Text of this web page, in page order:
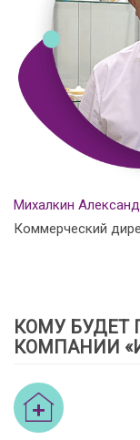
Михалкин
Коммерческий
КОМУ БУДЕТ
КОМПАНИИ